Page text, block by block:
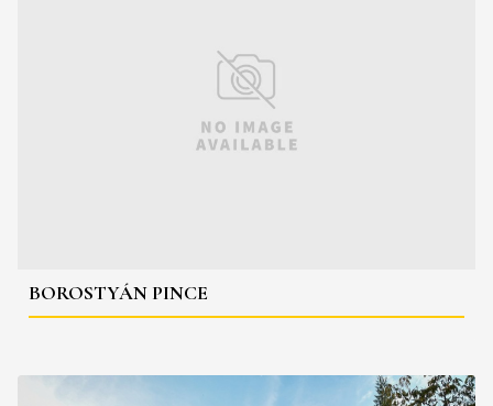
BOROSTYÁN PINCE